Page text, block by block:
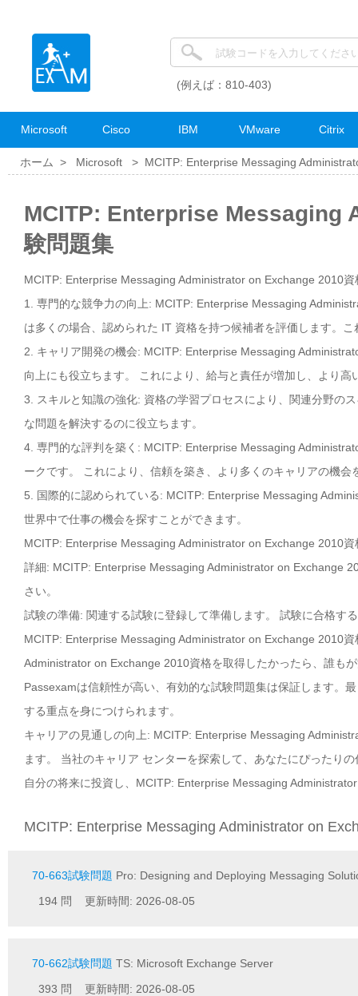
(例えば：810-403)
Microsoft Cisco IBM VMware Citrix
ホーム > Microsoft > MCITP: Enterprise Messaging
MCITP: Enterprise Messaging
験問題集
MCITP: Enterprise Messaging Administrator on Exchange 2010資
1. 専門的な競争力の向上: MCITP: Enterprise Messaging
は多くの場合、認められた IT 資格を持つ候補者を評価します。
2. キャリア開発の機会: MCITP: Enterprise Messaging
向上にも役立ちます。 これにより、給与と責任が増加し、より
3. スキルと知識の強化: 資格の学習プロセスにより、関連分野の
な問題を解決するのに役立ちます。
4. 専門的な評判を築く: MCITP: Enterprise Messaging
ークです。 これにより、信頼を築き、より多くのキャリアの機会
5. 国際的に認められている: MCITP: Enterprise Messaging
世界中で仕事の機会を探すことができます。
MCITP: Enterprise Messaging Administrator on Exchange 2010
詳細: MCITP: Enterprise Messaging Administrator on Exchange
さい。
試験の準備: 関連する試験に登録して準備します。 試験に合格す
MCITP: Enterprise Messaging Administrator on Exchange 2010
Administrator on Exchange 2010資格を取得したかったら、誰も
Passexamは信頼性が高い、有効的な試験問題集は保証します。
する重点を身につけられます。
キャリアの見通しの向上: MCITP: Enterprise Messaging
ます。 当社のキャリア センターを探索して、あなたにぴったり
自分の将来に投資し、MCITP: Enterprise Messaging
MCITP: Enterprise Messaging Administrator on
70-663試験問題 Pro: Designing and Deploying Messaging
194 問 更新時間: 2026-08-05
70-662試験問題 TS: Microsoft Exchange Server
393 問 更新時間: 2026-08-05